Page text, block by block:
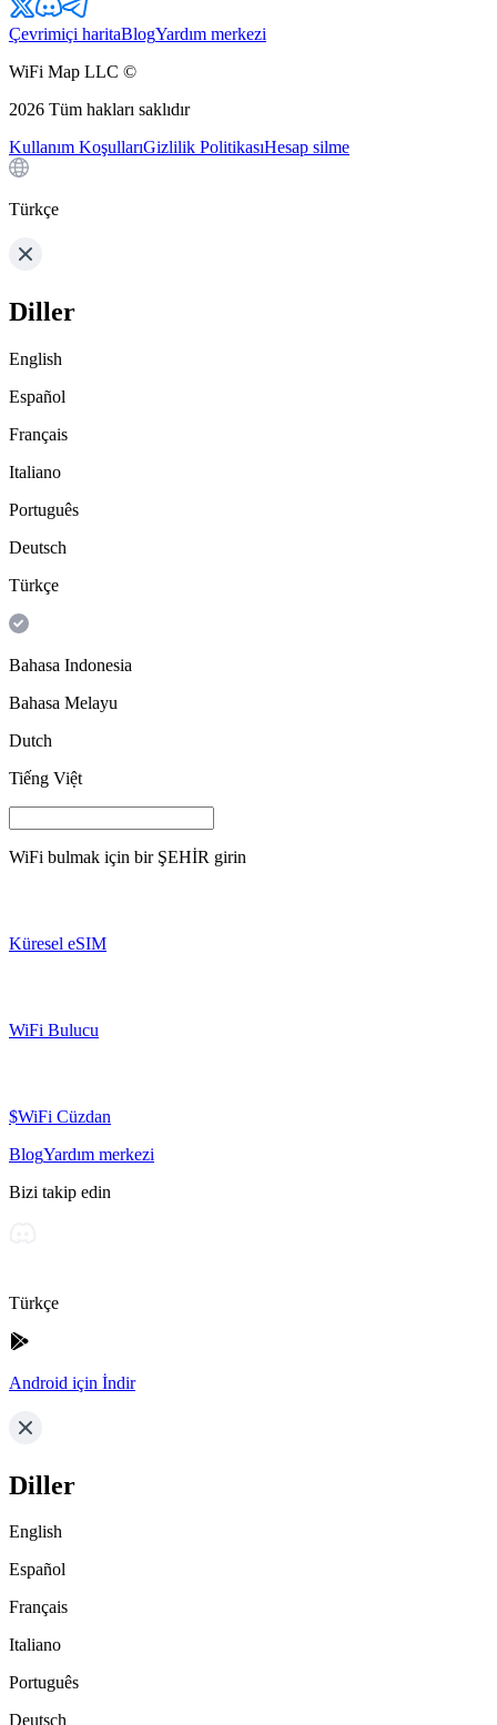
Çevrimiçi haritaBlogYardım merkezi
WiFi Map LLC ©
2026 Tüm hakları saklıdır
Kullanım KoşullarıGizlilik PolitikasıHesap silme
Türkçe
Diller
English
Español
Français
Italiano
Português
Deutsch
Türkçe
Bahasa Indonesia
Bahasa Melayu
Dutch
Tiếng Việt
WiFi bulmak için bir ŞEHİR girin
Küresel eSIM
WiFi Bulucu
$WiFi Cüzdan
BlogYardım merkezi
Bizi takip edin
Türkçe
Android için İndir
Diller
English
Español
Français
Italiano
Português
Deutsch